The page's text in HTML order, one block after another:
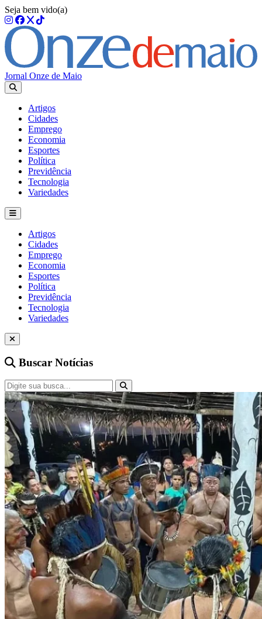
Seja bem vido(a)
Jornal Onze de Maio
Artigos
Cidades
Emprego
Economia
Esportes
Política
Previdência
Tecnologia
Variedades
Artigos
Cidades
Emprego
Economia
Esportes
Política
Previdência
Tecnologia
Variedades
Buscar Notícias